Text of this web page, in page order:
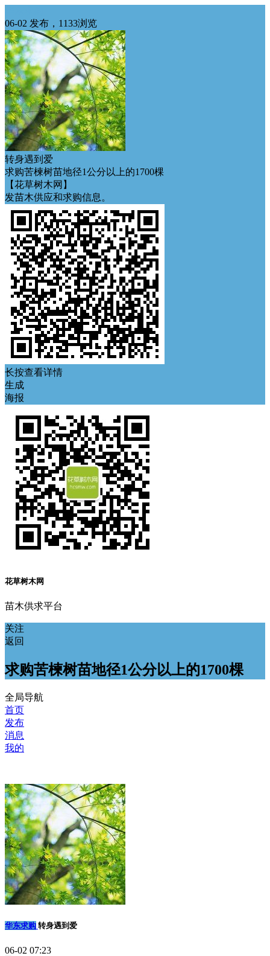
06-02 发布，1133浏览
转身遇到爱
求购苦楝树苗地径1公分以上的1700棵
【花草树木网】
发苗木供应和求购信息。
长按查看详情
生成
海报
花草树木网
苗木供求平台
关注
返回
求购苦楝树苗地径1公分以上的1700棵
全局导航
首页
发布
消息
我的
华东求购 转身遇到爱
06-02 07:23